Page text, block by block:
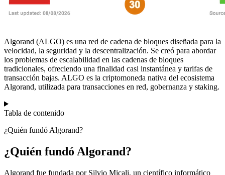
Algorand (ALGO) es una red de cadena de bloques diseñada para la
velocidad, la seguridad y la descentralización. Se creó para abordar
los problemas de escalabilidad en las cadenas de bloques
tradicionales, ofreciendo una finalidad casi instantánea y tarifas de
transacción bajas. ALGO es la criptomoneda nativa del ecosistema
Algorand, utilizada para transacciones en red, gobernanza y staking.
Tabla de contenido
¿Quién fundó Algorand?
¿Quién fundó Algorand?
Algorand fue fundada por Silvio Micali, un científico informático